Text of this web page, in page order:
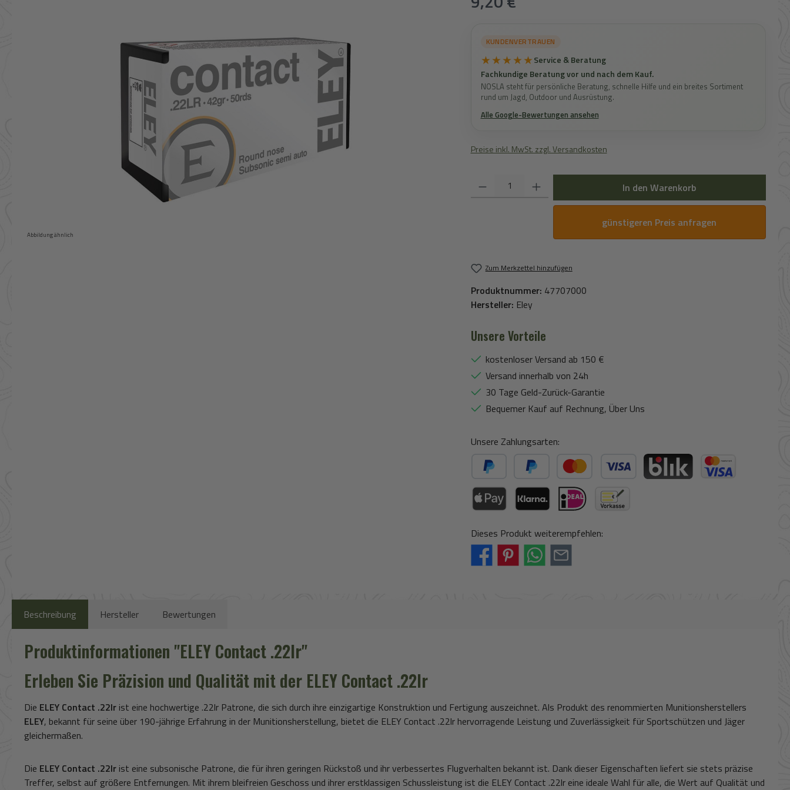
Abbildung ähnlich
KUNDENVERTRAUEN
★★★★★Service & Beratung
Fachkundige Beratung vor und nach dem Kauf.
NOSLA steht für persönliche Beratung, schnelle Hilfe und ein breites Sortiment
rund um Jagd, Outdoor und Ausrüstung.
Alle Google-Bewertungen ansehen
Preise inkl. MwSt. zzgl. Versandkosten
Produkt Anzahl: Gib den gewünschten Wert ein oder benutze die Schaltflächen um die
In den Warenkorb
günstigeren Preis anfragen
Zum Merkzettel hinzufügen
Produktnummer: 47707000
Hersteller: Eley
Unsere Vorteile
kostenloser Versand ab 150 €
Versand innerhalb von 24h
30 Tage Geld-Zurück-Garantie
Bequemer Kauf auf Rechnung, Über Uns
Unsere Zahlungsarten:
PayPal Später BezahlenKredit- oder Debitkarte
Dieses Produkt weiterempfehlen:
Beschreibung Hersteller Bewertungen
Produktinformationen "ELEY Contact .22lr"
Erleben Sie Präzision und Qualität mit der ELEY Contact .22lr
Die ELEY Contact .22lr ist eine hochwertige .22lr Patrone, die sich durch ihre einzigartige Konstruktion und Fertigung auszeichnet. Als Produkt des renommierten Munitionsherstellers
ELEY, bekannt für seine über 190-jährige Erfahrung in der Munitionsherstellung, bietet die ELEY Contact .22lr hervorragende Leistung und Zuverlässigkeit für Sportschützen und Jäger
gleichermaßen.
Die ELEY Contact .22lr ist eine subsonische Patrone, die für ihren geringen Rückstoß und ihr verbessertes Flugverhalten bekannt ist. Dank dieser Eigenschaften liefert sie stets präzise
Treffer, selbst auf größere Entfernungen. Mit ihrem bleifreien Geschoss und ihrer erstklassigen Schussleistung ist die ELEY Contact .22lr eine ideale Wahl für alle, die Wert auf Qualität und